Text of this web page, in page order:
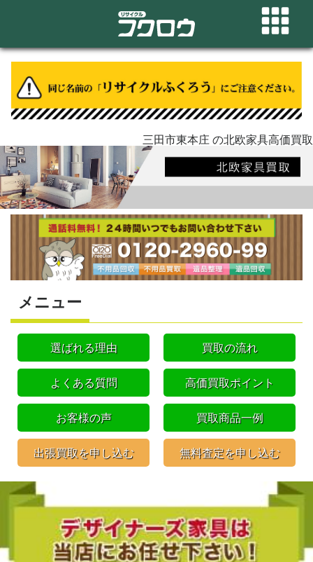
三田市東本庄 の北欧家具高価買取
メニュー
選ばれる理由 買取の流れ
よくある質問 高価買取ポイント
お客様の声 買取商品一例
出張買取を申し込む 無料査定を申し込む